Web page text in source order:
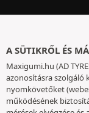
A SÜTIKRŐL ÉS
Maxigumi.hu (AD
azonosításra szolgáló
nyomkövetőket
működésének